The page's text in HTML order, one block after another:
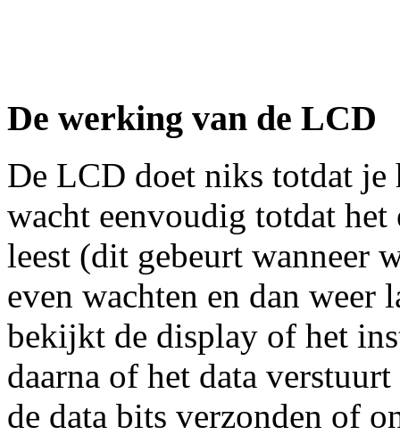
De werking van de LCD
De LCD doet niks totdat je
wacht eenvoudig totdat
leest (dit gebeurt wanneer
even wachten en dan weer
bekijkt de display of het
daarna of het data
de data bits verzonden of